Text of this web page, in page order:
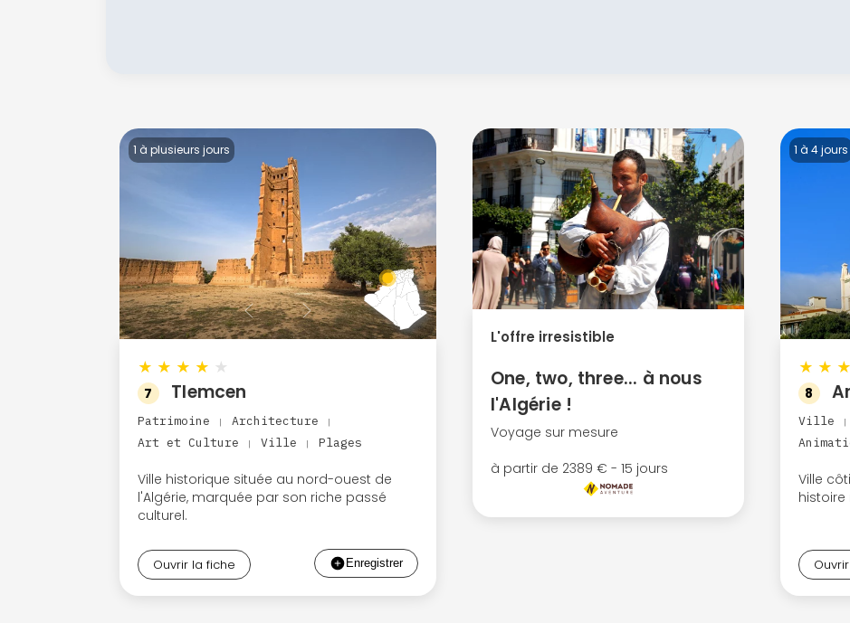
1 à plusieurs jours
★ ★ ★ ★ ★
7 Tlemcen
Patrimoine | Architecture |
Art et Culture | Ville | Plages
Ville historique située au nord-ouest de
l'Algérie, marquée par son riche passé
culturel.
Ouvrir la fiche
L'offre irresistible
One, two, three... à nous
l'Algérie !
Voyage sur mesure
à partir de 2389 € - 15 jours
1 à 4 jours
★ ★ ★
8
Ville |
Ville